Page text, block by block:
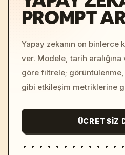
PROMPT
Yapay zekanın on binlerce
ver. Modele, tarih
göre filtrele;
gibi etkileşim metriklerine
ÜCRETSIZ